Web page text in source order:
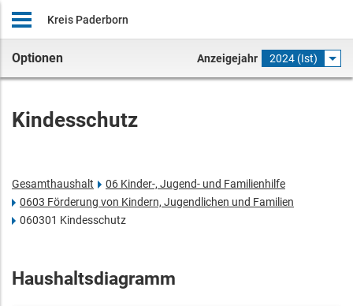
Kreis Paderborn
Optionen Anzeigejahr 2024 (Ist)
Kindesschutz
Gesamthaushalt
06 Kinder-, Jugend- und Familienhilfe
0603 Förderung von Kindern, Jugendlichen und Familien
060301 Kindesschutz
Haushaltsdiagramm